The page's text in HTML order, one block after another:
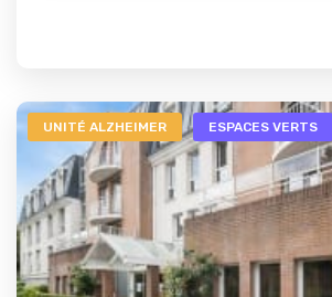
UNITÉ ALZHEIMER ESPACES VERTS